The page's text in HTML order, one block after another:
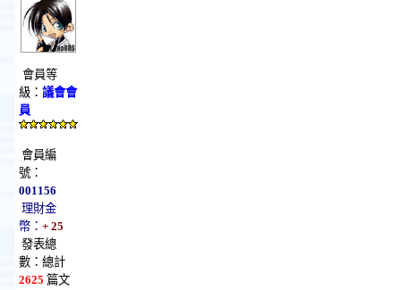
會員等
級： 議會會
員
會員編
號：
001156
理財金
幣： + 25
發表總
數：總計
2625 篇文